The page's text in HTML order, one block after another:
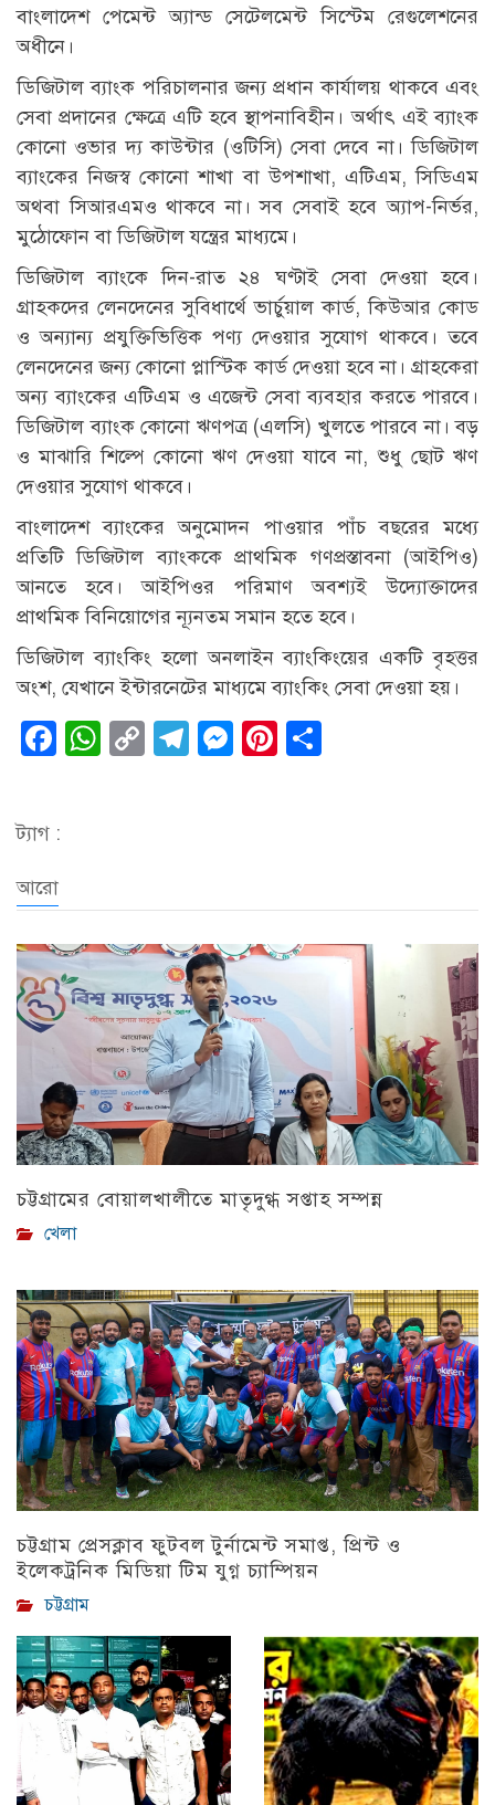
বাংলাদেশ পেমেন্ট অ্যান্ড সেটেলমেন্ট সিস্টেম রেগুলেশনের
অধীনে।
ডিজিটাল ব্যাংক পরিচালনার জন্য প্রধান কার্যালয় থাকবে এবং
সেবা প্রদানের ক্ষেত্রে এটি হবে স্থাপনাবিহীন। অর্থাৎ এই ব্যাংক
কোনো ওভার দ্য কাউন্টার (ওটিসি) সেবা দেবে না। ডিজিটাল
ব্যাংকের নিজস্ব কোনো শাখা বা উপশাখা, এটিএম, সিডিএম
অথবা সিআরএমও থাকবে না। সব সেবাই হবে অ্যাপ-নির্ভর,
মুঠোফোন বা ডিজিটাল যন্ত্রের মাধ্যমে।
ডিজিটাল ব্যাংকে দিন-রাত ২৪ ঘণ্টাই সেবা দেওয়া হবে।
গ্রাহকদের লেনদেনের সুবিধার্থে ভার্চুয়াল কার্ড, কিউআর কোড
ও অন্যান্য প্রযুক্তিভিত্তিক পণ্য দেওয়ার সুযোগ থাকবে। তবে
লেনদেনের জন্য কোনো প্লাস্টিক কার্ড দেওয়া হবে না। গ্রাহকেরা
অন্য ব্যাংকের এটিএম ও এজেন্ট সেবা ব্যবহার করতে পারবে।
ডিজিটাল ব্যাংক কোনো ঋণপত্র (এলসি) খুলতে পারবে না। বড়
ও মাঝারি শিল্পে কোনো ঋণ দেওয়া যাবে না, শুধু ছোট ঋণ
দেওয়ার সুযোগ থাকবে।
বাংলাদেশ ব্যাংকের অনুমোদন পাওয়ার পাঁচ বছরের মধ্যে
প্রতিটি ডিজিটাল ব্যাংককে প্রাথমিক গণপ্রস্তাবনা (আইপিও)
আনতে হবে। আইপিওর পরিমাণ অবশ্যই উদ্যোক্তাদের
প্রাথমিক বিনিয়োগের ন্যূনতম সমান হতে হবে।
ডিজিটাল ব্যাংকিং হলো অনলাইন ব্যাংকিংয়ের একটি বৃহত্তর
অংশ, যেখানে ইন্টারনেটের মাধ্যমে ব্যাংকিং সেবা দেওয়া হয়।
Facebook
WhatsApp
CopyTelegram
Messenger
Pinterest
ট্যাগ :
আরো
চট্টগ্রামের বোয়ালখালীতে মাতৃদুগ্ধ সপ্তাহ সম্পন্ন
খেলা
চট্টগ্রাম প্রেসক্লাব ফুটবল টুর্নামেন্ট সমাপ্ত, প্রিন্ট ও
ইলেকট্রনিক মিডিয়া টিম যুগ্ন চ্যাম্পিয়ন
চট্টগ্রাম